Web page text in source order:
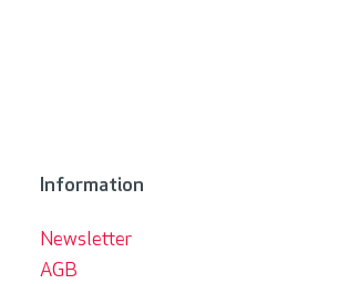
Information
Newsletter
AGB